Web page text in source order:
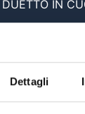
Dettagli
DUETTO IN
TG GIORNO /
15:00